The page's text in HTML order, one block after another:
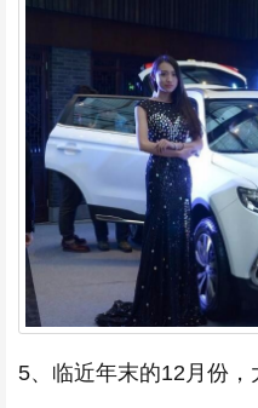
5、临近年末的12月份